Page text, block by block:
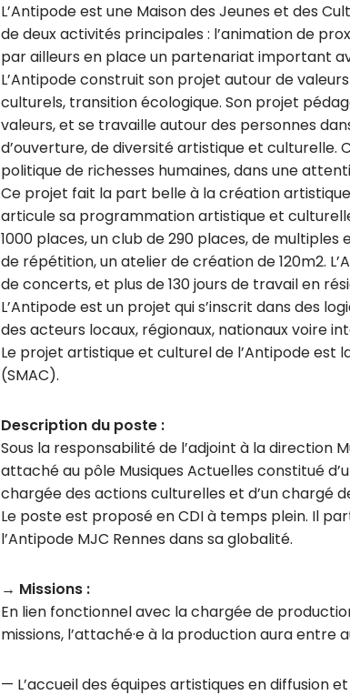
L’Antipode est une Maison des Jeunes et des
de deux activités principales : l’animation de
par ailleurs en place un partenariat important
L’Antipode construit son projet autour de
culturels, transition écologique. Son projet
valeurs, et se travaille autour des personnes
d’ouverture, de diversité artistique et culturelle.
politique de richesses humaines, dans une
Ce projet fait la part belle à la création
articule sa programmation artistique et
1000 places, un club de 290 places, de
de répétition, un atelier de création de 120m2.
de concerts, et plus de 130 jours de travail en
L’Antipode est un projet qui s’inscrit dans des
des acteurs locaux, régionaux, nationaux voire
Le projet artistique et culturel de l’Antipode est
(SMAC).
Description du poste :
Sous la responsabilité de l’adjoint à la
attaché au pôle Musiques Actuelles constitué
chargée des actions culturelles et d’un chargé
Le poste est proposé en CDI à temps plein. Il
l’Antipode MJC Rennes dans sa globalité.
→ Missions :
En lien fonctionnel avec la chargée de
missions, l’attaché·e à la production aura entre
— L’accueil des équipes artistiques en diffusion